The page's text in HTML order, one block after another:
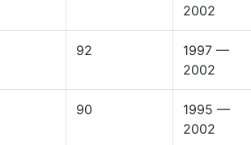
2002
92
1997 —
2002
90
1995 —
2002